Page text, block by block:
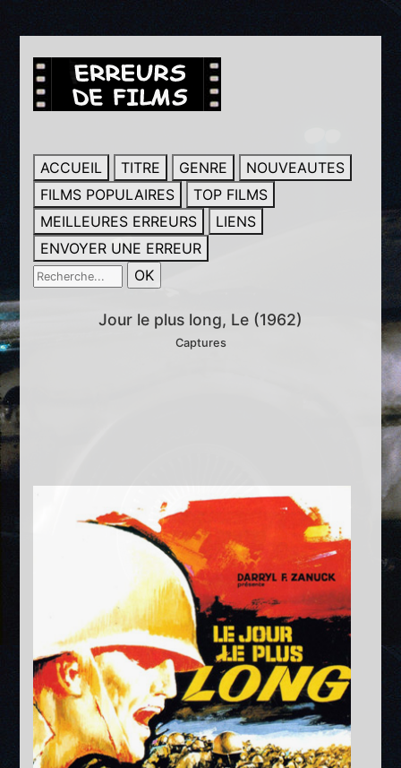
ACCUEIL TITRE GENRE
NOUVEAUTES
FILMS POPULAIRES
TOP FILMS
MEILLEURES ERREURS
LIENS
ENVOYER UNE ERREUR
Jour le plus long, Le (1962)
Captures